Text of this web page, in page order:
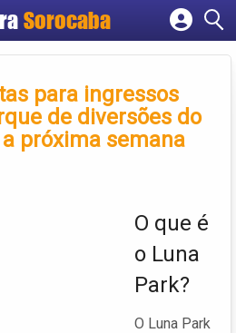
Sorocaba
Cadastrar empresa
Criar conta
para ingressos
de diversões do
próxima semana
O que é
o Luna
Park?
O Luna Park